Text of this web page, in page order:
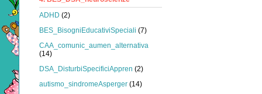
ADHD (2)
BES_BisogniEducativiSpeciali (7)
CAA_comunic_aumen_alternativa
(14)
DSA_DisturbiSpecificiAppren (2)
autismo_sindromeAsperger (14)